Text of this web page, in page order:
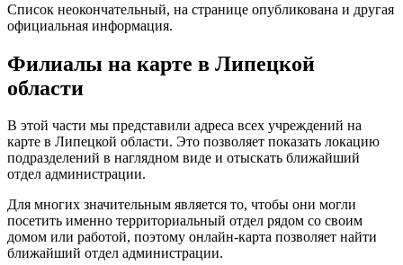
Список неокончательный, на странице опубликована и другая
официальная информация.
Филиалы на карте в Липецкой
области
В этой части мы представили адреса всех учреждений на
карте в Липецкой области. Это позволяет показать локацию
подразделений в наглядном виде и отыскать ближайший
отдел администрации.
Для многих значительным является то, чтобы они могли
посетить именно территориальный отдел рядом со своим
домом или работой, поэтому онлайн-карта позволяет найти
ближайший отдел администрации.